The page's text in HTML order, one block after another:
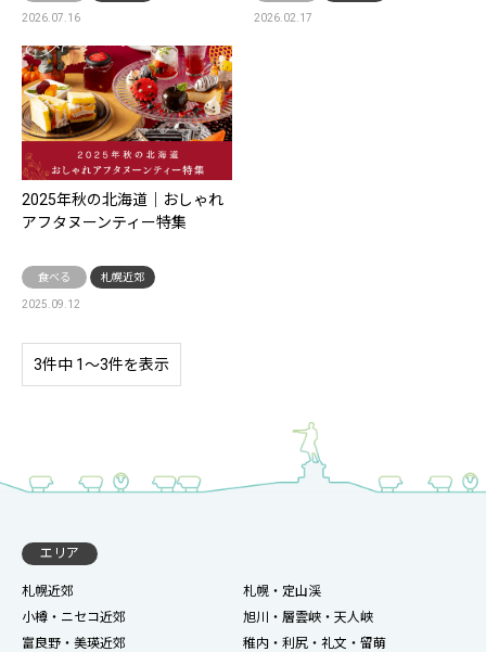
2026.07.16 2026.02.17
2025年秋の北海道｜おしゃれ
アフタヌーンティー特集
食べる 札幌近郊
2025.09.12
3件中 1〜3件を表示
エリア
札幌近郊
札幌・定山渓
小樽・ニセコ近郊
旭川・層雲峡・天人峡
富良野・美瑛近郊
稚内・利尻・礼文・留萌